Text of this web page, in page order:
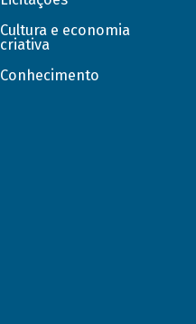
Cultura e economia
criativa
Conhecimento